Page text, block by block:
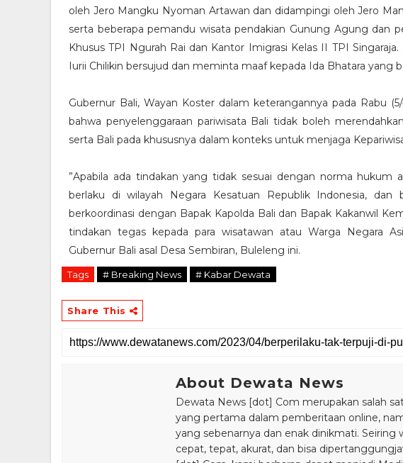
oleh Jero Mangku Nyoman Artawan dan didampingi oleh Jero
serta beberapa pemandu wisata pendakian Gunung Agung dan
Khusus TPI Ngurah Rai dan Kantor Imigrasi Kelas II TPI
Iurii Chilikin bersujud dan meminta maaf kepada Ida Bhatara yang
Gubernur Bali, Wayan Koster dalam keterangannya pada Rabu
bahwa penyelenggaraan pariwisata Bali tidak boleh
serta Bali pada khususnya dalam konteks untuk menjaga
”Apabila ada tindakan yang tidak sesuai dengan norma hukum
berlaku di wilayah Negara Kesatuan Republik Indonesia, dan
berkoordinasi dengan Bapak Kapolda Bali dan Bapak Kakanwil
tindakan tegas kepada para wisatawan atau Warga Negara
Gubernur Bali asal Desa Sembiran, Buleleng ini.
Tags # Breaking News # Kabar Dewata
Share This
About Dewata News
Dewata News [dot] Com merupakan salah
yang pertama dalam pemberitaan online,
yang sebenarnya dan enak dinikmati. Seiring
cepat, tepat, akurat, dan bisa